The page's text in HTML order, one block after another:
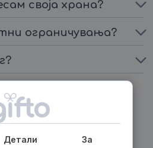
своја храна?
ограничувања?
подари ваучер
Детали
За